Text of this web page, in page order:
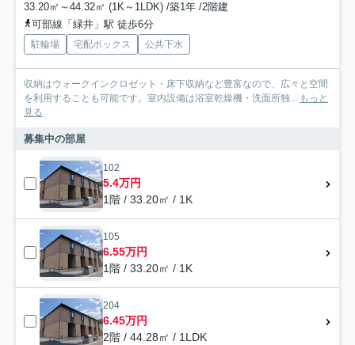
33.20㎡～44.32㎡ (1K～1LDK) /築1年 /2階建
可部線「緑井」駅 徒歩6分
駐輪場 宅配ボックス 公共下水
収納はウォークインクロゼット・床下収納など豊富なので、広々と空間
を利用することも可能です。室内設備は浴室乾燥機・洗面所独... もっと
見る
募集中の部屋
102
5.4万円
1階 / 33.20㎡ / 1K
105
6.55万円
1階 / 33.20㎡ / 1K
204
6.45万円
2階 / 44.28㎡ / 1LDK